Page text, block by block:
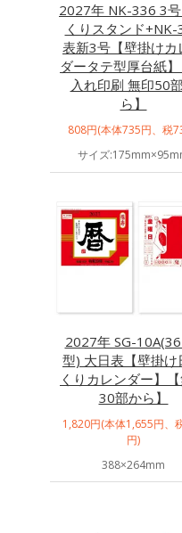
2027年 NK-336 3
くりスタンド+NK-
表新3号【壁掛けカ
ダータテ型厚台紙
入れ印刷 無印50
ら】
808円(本体735円、税
サイズ
2027年 SG-
型) 大日表【壁掛け
くりカレンダー】
30部から】
1,820円(本体1,655円、
円)
388×264mm